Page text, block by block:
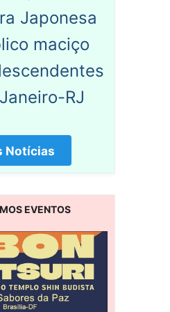
Japonesa
maciço
RJ
Notícias
EVENTOS